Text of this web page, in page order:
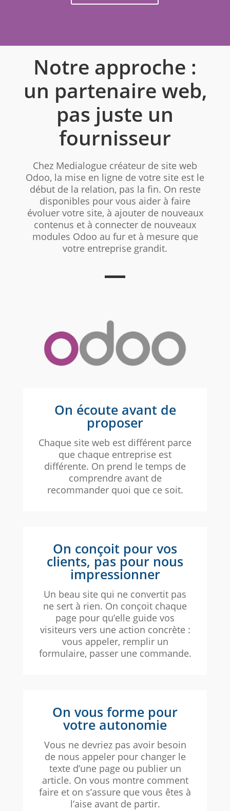
Notre approche :
un partenaire web,
pas juste un
fournisseur
Chez Medialogue créateur de site web
Odoo, la mise en ligne de votre site est le
début de la relation, pas la fin. On reste
disponibles pour vous aider à faire
évoluer votre site, à ajouter de nouveaux
contenus et à connecter de nouveaux
modules Odoo au fur et à mesure que
votre entreprise grandit.
On écoute avant de
proposer
Chaque site web est différent parce
que chaque entreprise est
différente. On prend le temps de
comprendre avant de
recommander quoi que ce soit.
On conçoit pour vos
clients, pas pour nous
impressionner
Un beau site qui ne convertit pas
ne sert à rien. On conçoit chaque
page pour qu’elle guide vos
visiteurs vers une action concrète :
vous appeler, remplir un
formulaire, passer une commande.
On vous forme pour
votre autonomie
Vous ne devriez pas avoir besoin
de nous appeler pour changer le
texte d’une page ou publier un
article. On vous montre comment
faire et on s’assure que vous êtes à
l’aise avant de partir.